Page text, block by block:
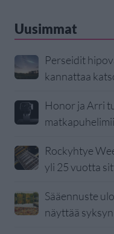
Uusimmat
Perseidit
kannattaa
Honor ja Arri
Rockyhtye
yli 25 vuotta
Sääennuste
näyttää syksyn